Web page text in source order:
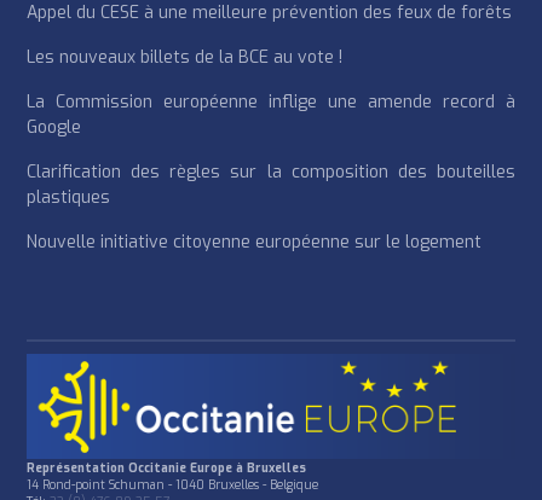
Appel du CESE à une meilleure prévention des feux de forêts
Les nouveaux billets de la BCE au vote !
La Commission européenne inflige une amende record à
Google
Clarification des règles sur la composition des bouteilles
plastiques
Nouvelle initiative citoyenne européenne sur le logement
Représentation Occitanie Europe à Bruxelles
14 Rond-point Schuman - 1040 Bruxelles - Belgique